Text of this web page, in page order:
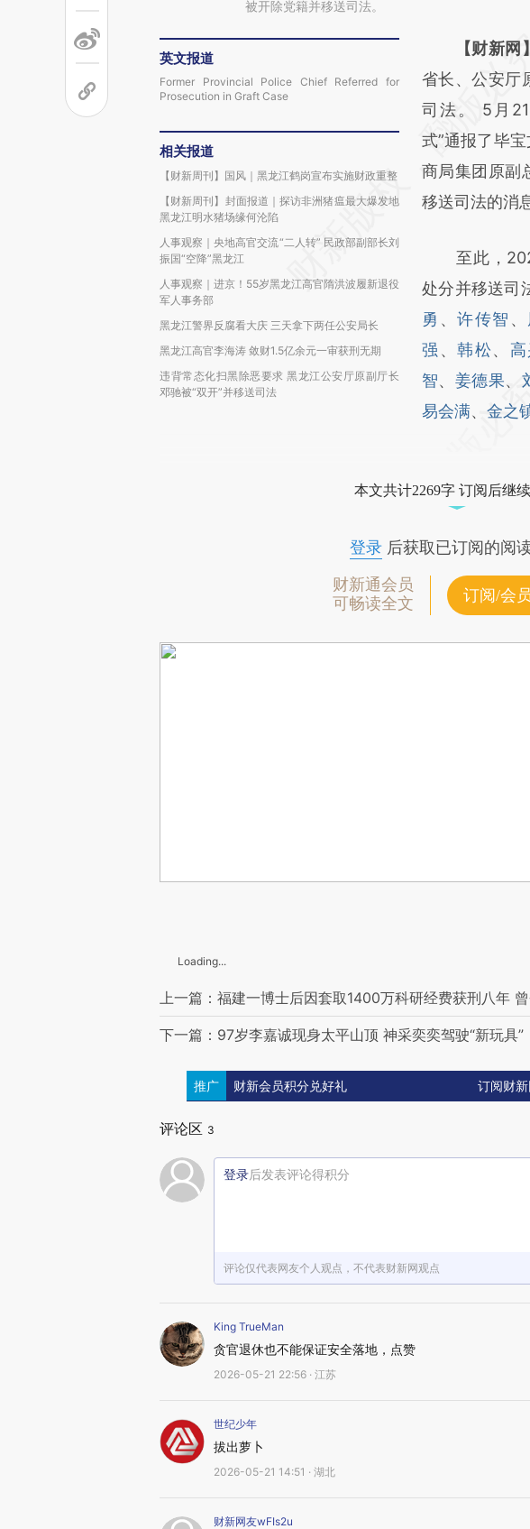
被开除党籍并移送司法。
英文报道
Former Provincial Police Chief Referred for
Prosecution in Graft Case
相关报道
【财新周刊】国风｜黑龙江鹤岗宣布实施财政重整
【财新周刊】封面报道｜探访非洲猪瘟最大爆发地
黑龙江明水猪场缘何沦陷
人事观察｜央地高官交流“二人转” 民政部副部长刘
振国“空降”黑龙江
人事观察｜进京！55岁黑龙江高官隋洪波履新退役
军人事务部
黑龙江警界反腐看大庆 三天拿下两任公安局长
黑龙江高官李海涛 敛财1.5亿余元一审获刑无期
违背常态化扫黑除恶要求 黑龙江公安厅原副厅长
邓驰被“双开”并移送司法
请务必在总
AI基
[https://
(https://
而成，可能与
财新观点和立
【财新网
省长、公安厅
司法。 5月
式”通报了毕
商局集团原副
移送司法的消
至此，
处分并移送司
勇 、 许传智 、
强 、 韩松、
智、 姜德果、
易会满、 金之
本文共计2269字 订阅后继
登录后获取已订阅的阅
财新通会员
可畅读全文
订阅/会
Loading...
上一篇：福建一博士后因套取1400万科研经费获刑八年
下一篇：97岁李嘉诚现身太平山顶 神采奕奕驾驶“新玩具”
推广 财新会员积分兑好礼 订阅财
评论区 3
登录后发表评论得积分
评论仅代表网友个人观点，不代表财新网观点
King TrueMan
贪官退休也不能保证安全落地，点赞
2026-05-21 22:56 · 江苏
世纪少年
拔出萝卜
2026-05-21 14:51 · 湖北
财新网友wFIs2u